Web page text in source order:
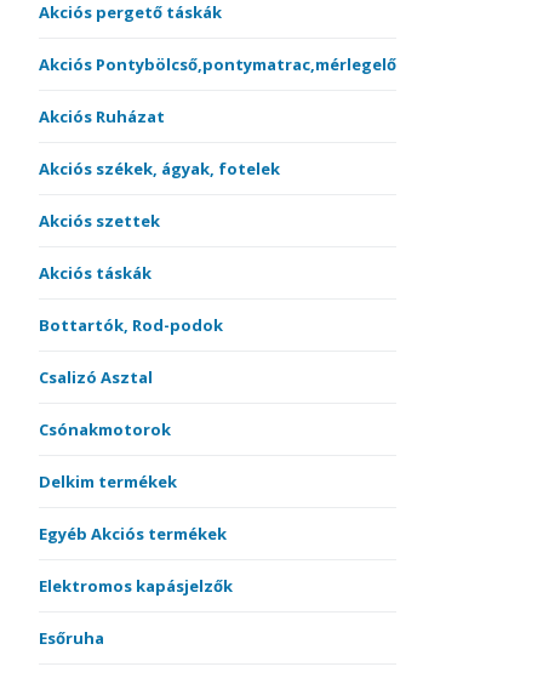
Akciós pergető táskák
Akciós Pontybölcső,pontymatrac,mérlegelő
Akciós Ruházat
Akciós székek, ágyak, fotelek
Akciós szettek
Akciós táskák
Bottartók, Rod-podok
Csalizó Asztal
Csónakmotorok
Delkim termékek
Egyéb Akciós termékek
Elektromos kapásjelzők
Esőruha